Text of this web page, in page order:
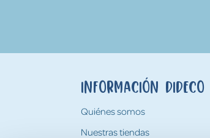
Información Dideco
Quiénes somos
Nuestras tiendas